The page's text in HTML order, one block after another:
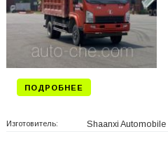
ПОДРОБНЕЕ
Изготовитель: Shaanxi Automobile